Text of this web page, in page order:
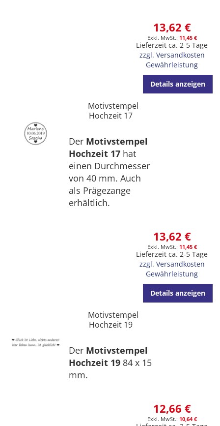
13,62 €
11,45 €
Lieferzeit ca. 2-5 Tage
zzgl. Versandkosten
Gewährleistung
Details anzeigen
Motivstempel
Hochzeit 17
Der Motivstempel
Hochzeit 17 hat
einen Durchmesser
von 40 mm. Auch
als Prägezange
erhältlich.
13,62 €
11,45 €
Lieferzeit ca. 2-5 Tage
zzgl. Versandkosten
Gewährleistung
Details anzeigen
Motivstempel
Hochzeit 19
Der Motivstempel
Hochzeit 19 84 x 15
mm.
12,66 €
10,64 €